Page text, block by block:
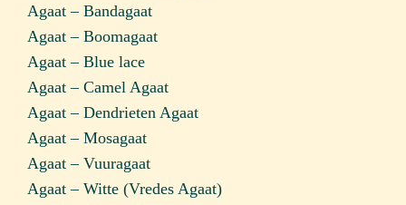
Agaat – Bandagaat
Agaat – Boomagaat
Agaat – Blue lace
Agaat – Camel Agaat
Agaat – Dendrieten Agaat
Agaat – Mosagaat
Agaat – Vuuragaat
Agaat – Witte (Vredes Agaat)